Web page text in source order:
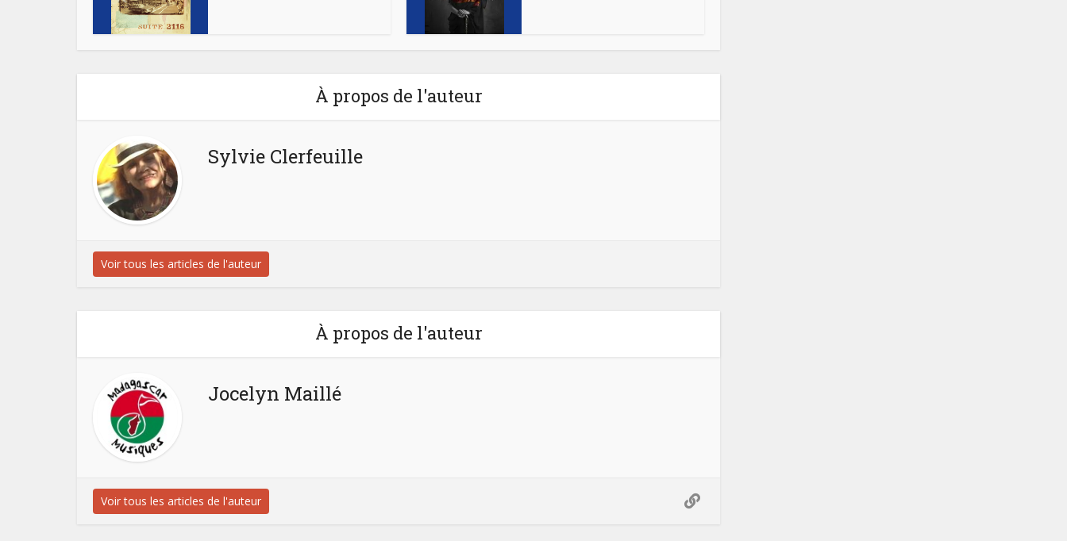
À propos de l'auteur
Sylvie Clerfeuille
Voir tous les articles de l'auteur
À propos de l'auteur
Jocelyn Maillé
Voir tous les articles de l'auteur